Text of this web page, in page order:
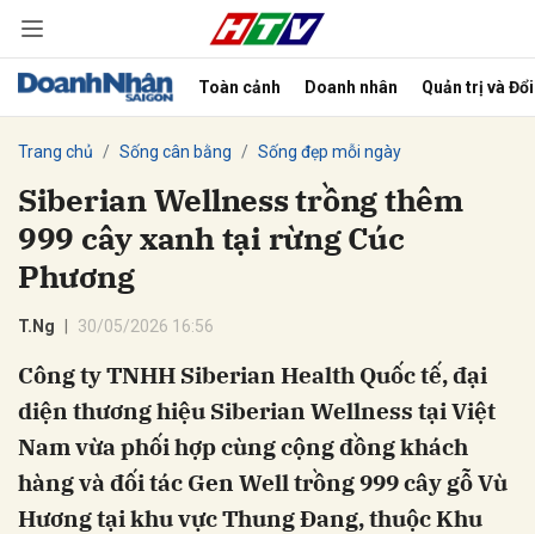
Toàn cảnh Doanh nhân Quản trị và
Trang chủ Sống cân bằng Sống đẹp mỗi ngày
Siberian Wellness trồng thêm
999 cây xanh tại rừng Cúc
Phương
T.Ng 30/05/2026 16:56
Công ty TNHH Siberian Health Quốc tế, đại
diện thương hiệu Siberian Wellness tại Việt
Nam vừa phối hợp cùng cộng đồng khách
hàng và đối tác Gen Well trồng 999 cây gỗ Vù
Hương tại khu vực Thung Đang, thuộc Khu
Hủy